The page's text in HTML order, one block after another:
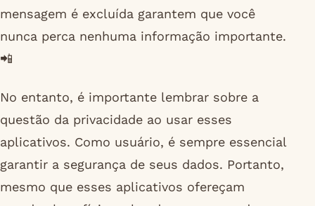
mensagem é excluída garantem que você
nunca perca nenhuma informação importante.
📲
No entanto, é importante lembrar sobre a
questão da privacidade ao usar esses
aplicativos. Como usuário, é sempre essencial
garantir a segurança de seus dados. Portanto,
mesmo que esses aplicativos ofereçam